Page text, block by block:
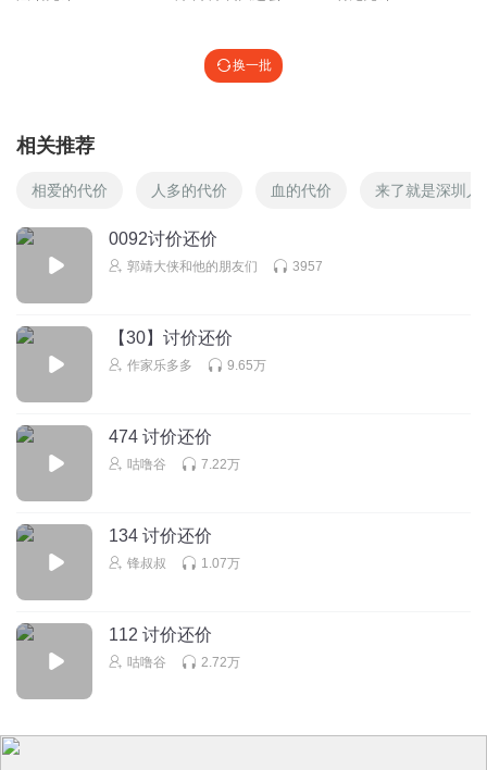
回复
换一批
相关推荐
相爱的代价 人多的代价 血的代价 来了就是深圳人
0092讨价还价
郭靖大侠和他的朋友们 3957
【30】讨价还价
作家乐多多 9.65万
474 讨价还价
咕噜谷 7.22万
134 讨价还价
锋叔叔 1.07万
112 讨价还价
咕噜谷 2.72万